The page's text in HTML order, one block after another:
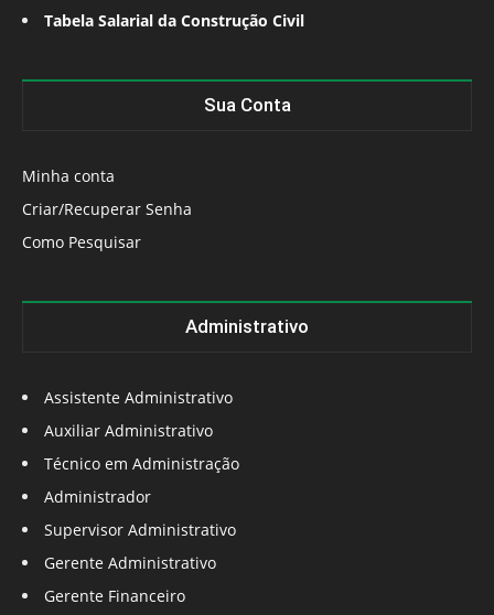
Tabela Salarial da Construção Civil
Sua Conta
Minha conta
Criar/Recuperar Senha
Como Pesquisar
Administrativo
Assistente Administrativo
Auxiliar Administrativo
Técnico em Administração
Administrador
Supervisor Administrativo
Gerente Administrativo
Gerente Financeiro